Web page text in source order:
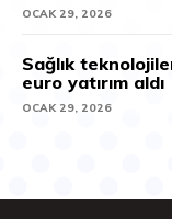
OCAK 29, 2026
Sağlık
euro yatırım aldı
OCAK 29, 2026